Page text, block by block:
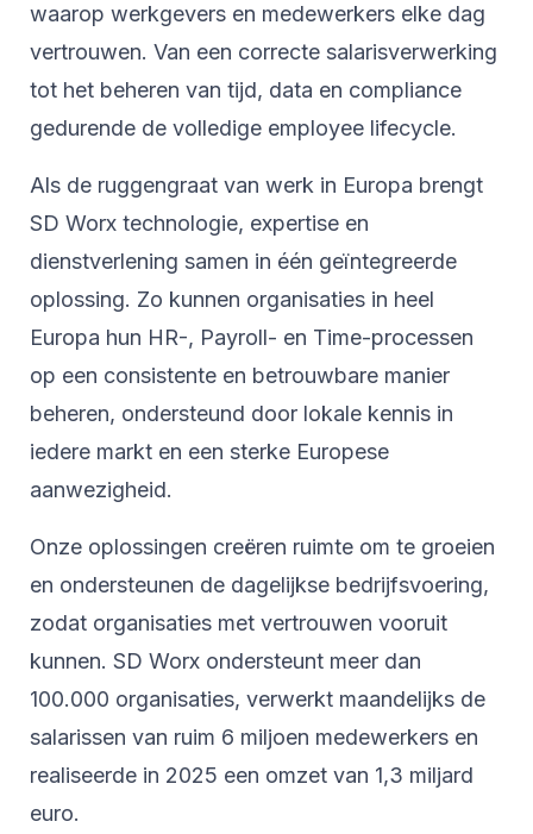
waarop werkgevers en medewerkers elke dag
vertrouwen. Van een correcte salarisverwerking
tot het beheren van tijd, data en compliance
gedurende de volledige employee lifecycle.
Als de ruggengraat van werk in Europa brengt
SD Worx technologie, expertise en
dienstverlening samen in één geïntegreerde
oplossing. Zo kunnen organisaties in heel
Europa hun HR-, Payroll- en Time-processen
op een consistente en betrouwbare manier
beheren, ondersteund door lokale kennis in
iedere markt en een sterke Europese
aanwezigheid.
Onze oplossingen creëren ruimte om te groeien
en ondersteunen de dagelijkse bedrijfsvoering,
zodat organisaties met vertrouwen vooruit
kunnen. SD Worx ondersteunt meer dan
100.000 organisaties, verwerkt maandelijks de
salarissen van ruim 6 miljoen medewerkers en
realiseerde in 2025 een omzet van 1,3 miljard
euro.